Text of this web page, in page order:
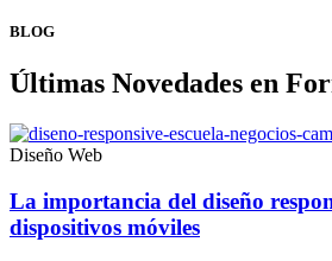
BLOG
Últimas Novedades en
Diseño Web
La importancia del diseño
dispositivos móviles